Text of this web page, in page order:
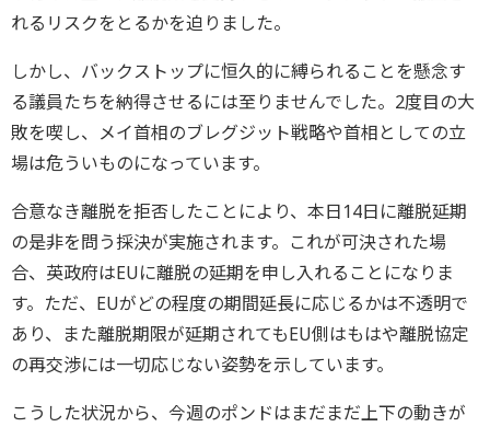
れるリスクをとるかを迫りました。
しかし、バックストップに恒久的に縛られることを懸念す
る議員たちを納得させるには至りませんでした。2度目の大
敗を喫し、メイ首相のブレグジット戦略や首相としての立
場は危ういものになっています。
合意なき離脱を拒否したことにより、本日14日に離脱延期
の是非を問う採決が実施されます。これが可決された場
合、英政府はEUに離脱の延期を申し入れることになりま
す。ただ、EUがどの程度の期間延長に応じるかは不透明で
あり、また離脱期限が延期されてもEU側はもはや離脱協定
の再交渉には一切応じない姿勢を示しています。
こうした状況から、今週のポンドはまだまだ上下の動きが